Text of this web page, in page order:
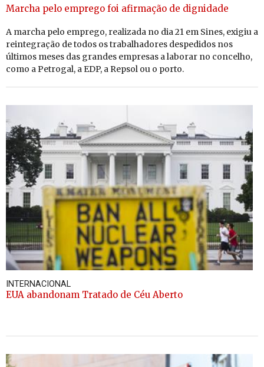
Marcha pelo emprego foi afirmação de dignidade
A marcha pelo em­prego, re­a­li­zada no dia 21 em Sines, exigiu a
rein­te­gração de todos os tra­ba­lha­dores des­pe­didos nos
úl­timos meses das grandes em­presas a la­borar no con­celho,
como a Pe­trogal, a EDP, a Repsol ou o porto.
INTERNACIONAL
EUA abandonam Tratado de Céu Aberto